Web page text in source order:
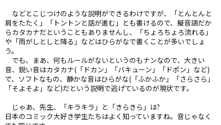
などとこじつけのような説明ができるわけですが、「とんとんと
肩をたたく」「トントンと話が進む」とも書けるので、擬音語だか
らカタカナだということもありませんし、「ちょろちょろ流れる」
や「雨がしとしと降る」などはひらがなで書くことが多いでしょ
う。
でも、まあ、何もルールがないというのもナンなので、大きい
音、鋭い音はカタカナ(「ドカン」「バキューン」「ドポン」など)
で、ソフトなもの、静かな音はひらがな(「ふかふか」「さらさら」
「そよそよ」など)だという説明で逃げているのが現状です。
じゃあ、先生、「キラキラ」と「きらきら」は?
日本のコミック大好き学生たちはよく知っていますね。音じゃなく